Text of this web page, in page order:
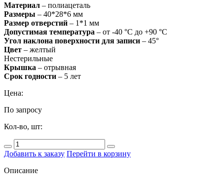
Материал – полиацеталь
Размеры – 40*28*6 мм
Размер отверстий – 1*1 мм
Допустимая температура – от -40 °C до +90 °C
Угол наклона поверхности для записи – 45°
Цвет – желтый
Нестерильные
Крышка – отрывная
Срок годности – 5 лет
Цена:
По запросу
Кол-во, шт:
Добавить к заказу Перейти в корзину
Описание